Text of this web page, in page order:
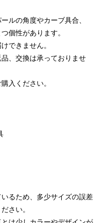
ルの角度やカーブ具合、
個性があります。
できません。
、交換は承っておりませ
入ください。
るため、多少サイズの誤差
さい。